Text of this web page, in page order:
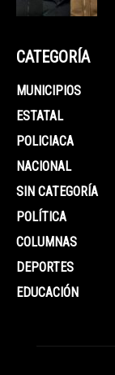
CATEGORÍA
MUNICIPIOS
ESTATAL
POLICIACA
NACIONAL
SIN CATEGORÍA
POLÍTICA
COLUMNAS
DEPORTES
EDUCACIÓN